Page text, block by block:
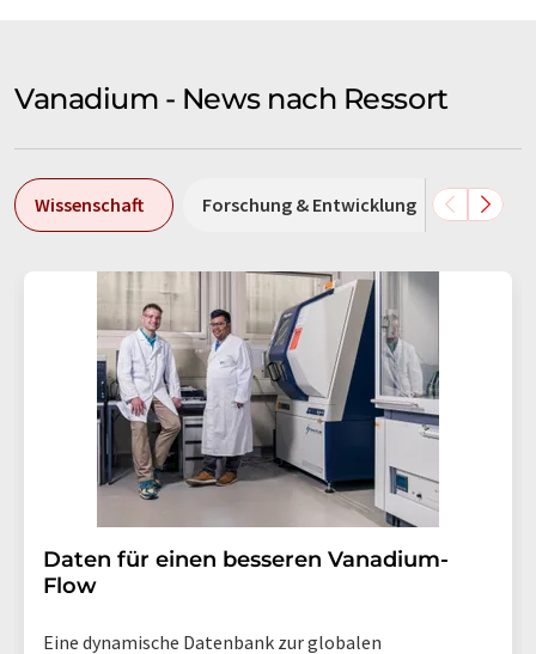
Vanadium - News nach Ressort
Wissenschaft Forschung & Entwicklung Politik
Daten für einen besseren Vanadium-
Flow
Eine dynamische Datenbank zur globalen